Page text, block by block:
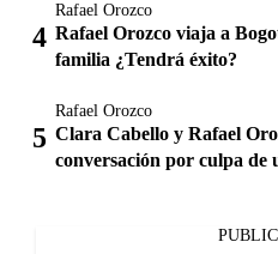
Rafael Orozco
Rafael Orozco viaja a
familia ¿Tendrá éxito?
Rafael Orozco
Clara Cabello y Rafael
conversación por culpa de